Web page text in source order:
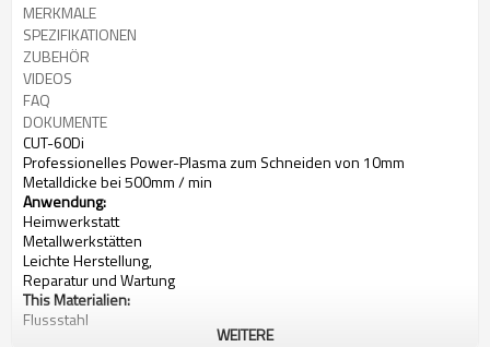
MERKMALE
SPEZIFIKATIONEN
ZUBEHÖR
VIDEOS
FAQ
DOKUMENTE
CUT-60Di
Professionelles Power-Plasma zum Schneiden von 10mm
Metalldicke bei 500mm / min
Anwendung:
Heimwerkstatt
Metallwerkstätten
Leichte Herstellung,
Reparatur und Wartung
This Materialien:
Flussstahl
WEITERE